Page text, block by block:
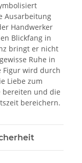
Ausarbeitung
Handwerker
Blickfang in
bringt er nicht
Ruhe in
Figur wird durch
Liebe zum
bereiten und die
bereichern.